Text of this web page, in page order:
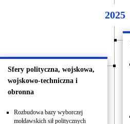
2025
Sfery polityczna, wojskowa,
wojskowo-techniczna i
obronna
Rozbudowa bazy wyborczej
mołdawskich sił politycznych